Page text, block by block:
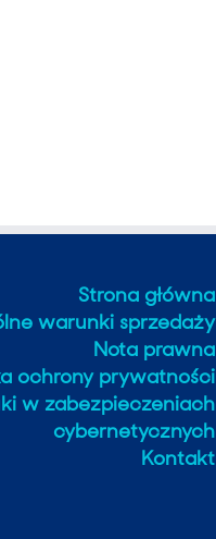
Strona główna
warunki sprzedaży
Nota prawna
ochrony prywatności
w zabezpieczeniach
cybernetycznych
Kontakt